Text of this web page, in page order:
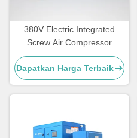
380V Electric Integrated
Screw Air Compressor
Pendingin Udara Warna
Disesuaikan
Dapatkan Harga Terbaik